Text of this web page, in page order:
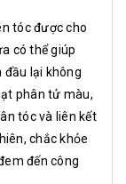
tóc được cho
có thể giúp
đầu lại không
phân tử màu,
tóc và liên kết
chắc khỏe
đến công